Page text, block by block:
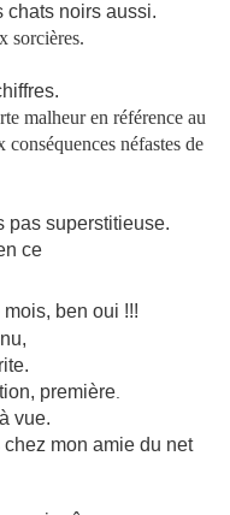
chats noirs aussi.
sorcières.
malheur en référence au
conséquences néfastes de
pas superstitieuse.
ce
mois, ben oui !!!
première
vue.
mon amie du net